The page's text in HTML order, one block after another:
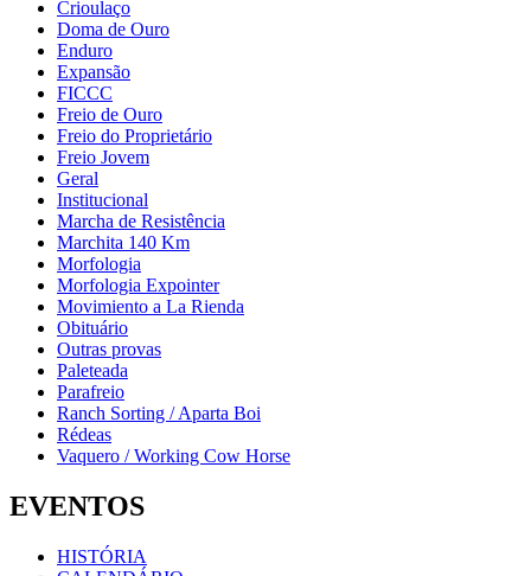
Crioulaço
Doma de Ouro
Enduro
Expansão
FICCC
Freio de Ouro
Freio do Proprietário
Freio Jovem
Geral
Institucional
Marcha de Resistência
Marchita 140 Km
Morfologia
Morfologia Expointer
Movimiento a La Rienda
Obituário
Outras provas
Paleteada
Parafreio
Ranch Sorting / Aparta Boi
Rédeas
Vaquero / Working Cow Horse
EVENTOS
HISTÓRIA